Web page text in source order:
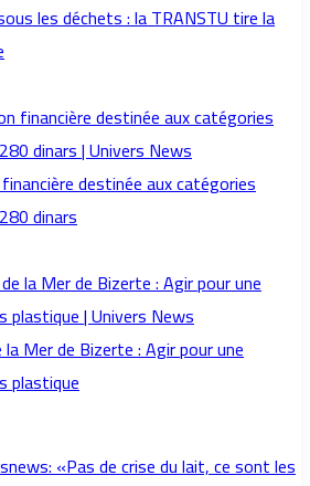
les déchets : la TRANSTU tire la
financière destinée aux catégories
dinars
Mer de Bizerte : Agir pour une
plastique